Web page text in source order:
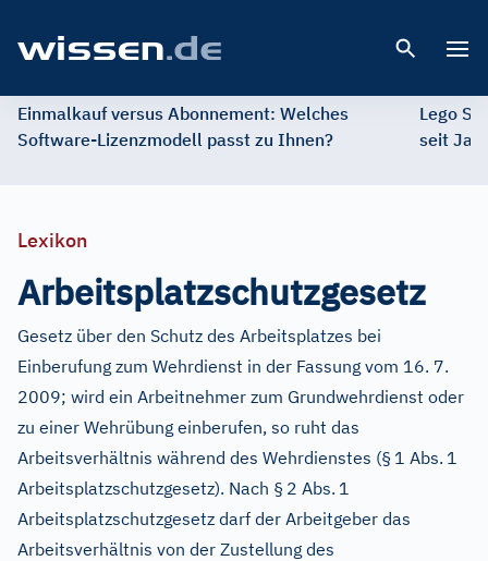
Einmalkauf versus Abonnement: Welches
Software-Lizenzmodell passt zu Ihnen?
Lego
seit
Lexikon
Arbeitsplatzschutzgesetz
Gesetz über den Schutz des Arbeitsplatzes bei
Einberufung zum Wehrdienst in der Fassung vom 16. 7.
2009; wird ein Arbeitnehmer zum Grundwehrdienst oder
zu einer Wehrübung einberufen, so ruht das
Arbeitsverhältnis während des Wehrdienstes (§ 1 Abs. 1
Arbeitsplatzschutzgesetz). Nach § 2 Abs. 1
Arbeitsplatzschutzgesetz darf der Arbeitgeber das
Arbeitsverhältnis von der Zustellung des